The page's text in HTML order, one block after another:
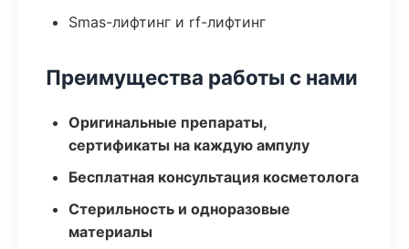
Smas-лифтинг и rf-лифтинг
Преимущества работы с нами
Оригинальные препараты,
сертификаты на каждую ампулу
Бесплатная консультация косметолога
Стерильность и одноразовые
материалы